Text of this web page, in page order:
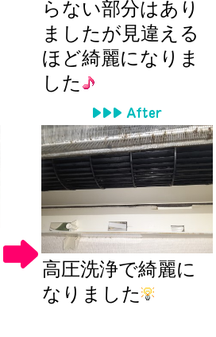
らない部分はあり
ましたが見違える
ほど綺麗になりま
した
高圧洗浄で綺麗に
なりました